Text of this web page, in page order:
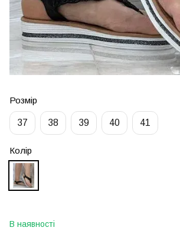
Розмір
37 38 39 40 41
Колір
В наявності